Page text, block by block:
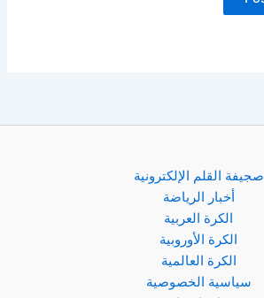
صجيفة القلم الإلكترونية
أخبار الرياضة
الكرة العربية
الكرة الأوروبية
الكرة العالمية
سياسية الخصوصية